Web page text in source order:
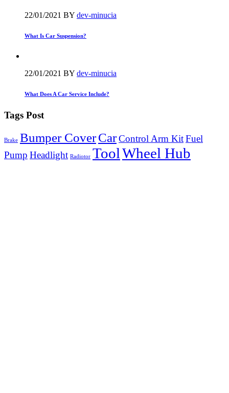
22/01/2021 BY dev-minucia
What Is Car Suspension?
22/01/2021 BY dev-minucia
What Does A Car Service Include?
Tags Post
Brake Bumper CoverCarControl Arm KitFuel
Pump Headlight Radiotor ToolWheel Hub